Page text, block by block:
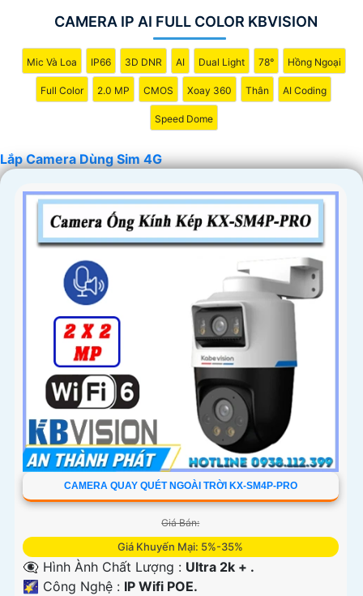
CAMERA IP AI FULL COLOR KBVISION
Mic Và Loa IP66 3D DNR AI Dual Light 78° Hồng Ngoại
Full Color 2.0 MP CMOS Xoay 360 Thân AI Coding
Speed Dome
Lắp Camera Dùng Sim 4G
CAMERA QUAY QUÉT NGOÀI TRỜI KX-SM4P-PRO
Giá Bán:
Giá Khuyến Mại: 5%-35%
👁️‍🗨 Hình Ành Chất Lượng : Ultra 2k + .
🌠 Công Nghệ : IP Wifi POE.